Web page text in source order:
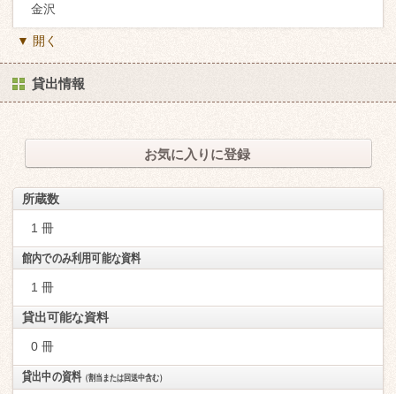
金沢
▼ 開く
貸出情報
お気に入りに登録
所蔵数
1 冊
館内でのみ利用可能な資料
1 冊
貸出可能な資料
0 冊
貸出中の資料（割当または回送中含む）